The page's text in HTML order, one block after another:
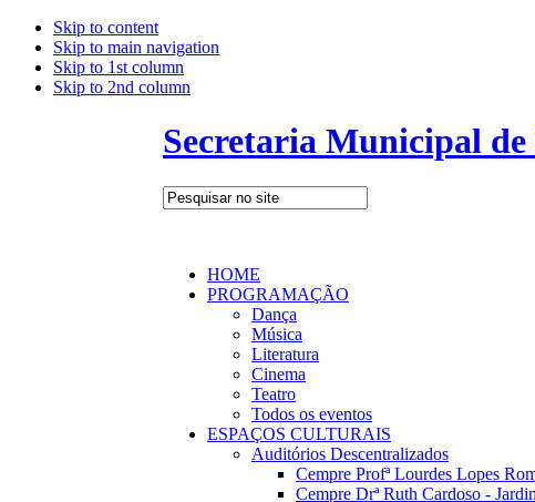
Skip to content
Skip to main navigation
Skip to 1st column
Skip to 2nd column
Secretaria Municipal
HOME
PROGRAMAÇÃO
Dança
Música
Literatura
Cinema
Teatro
Todos os eventos
ESPAÇOS CULTURAIS
Auditórios Descentralizados
Cempre Profª Lourdes Lopes
Cempre Drª Ruth Cardoso -